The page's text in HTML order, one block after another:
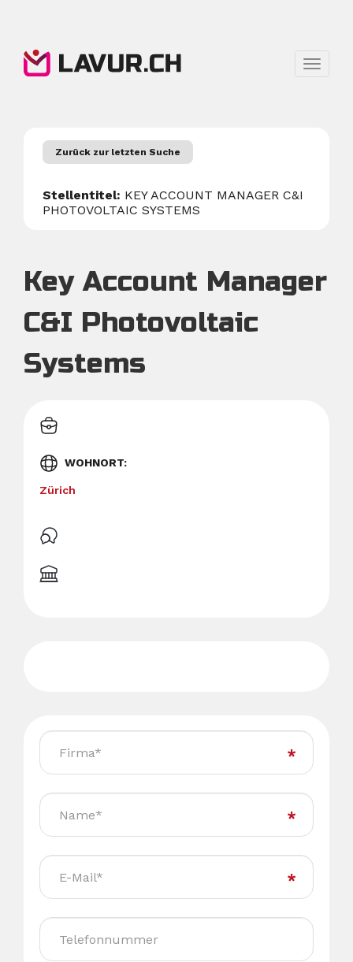
Inhalt
Zurück zur letzten Suche
Stellentitel: KEY ACCOUNT MANAGER C&I
PHOTOVOLTAIC SYSTEMS
Key Account Manager
C&I Photovoltaic
Systems
WOHNORT
Zürich
Firma
Name
E-
Mail
Telefonnummer